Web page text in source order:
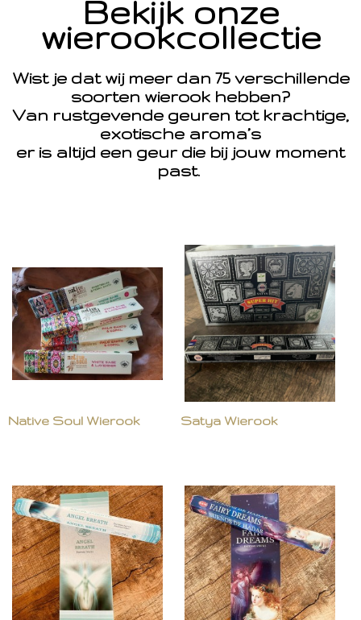
Bekijk onze
wierookcollectie
Wist je dat wij meer dan 75 verschillende
soorten wierook hebben?
Van rustgevende geuren tot krachtige,
exotische aroma’s
er is altijd een geur die bij jouw moment
past.
Native Soul Wierook Satya Wierook